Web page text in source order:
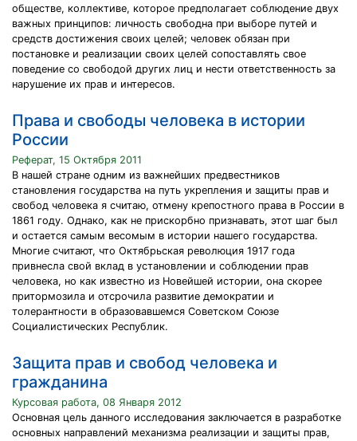
обществе, коллективе, которое предполагает соблюдение двух
важных принципов: личность свободна при выборе путей и
средств достижения своих целей; человек обязан при
постановке и реализации своих целей сопоставлять свое
поведение со свободой других лиц и нести ответственность за
нарушение их прав и интересов.
Права и свободы человека в истории
России
Реферат, 15 Октября 2011
В нашей стране одним из важнейших предвестников
становления государства на путь укрепления и защиты прав и
свобод человека я считаю, отмену крепостного права в России в
1861 году. Однако, как не прискорбно признавать, этот шаг был
и остается самым весомым в истории нашего государства.
Многие считают, что Октябрьская революция 1917 года
привнесла свой вклад в установлении и соблюдении прав
человека, но как известно из Новейшей истории, она скорее
притормозила и отсрочила развитие демократии и
толерантности в образовавшемся Советском Союзе
Социалистических Республик.
Защита прав и свобод человека и
гражданина
Курсовая работа, 08 Января 2012
Основная цель данного исследования заключается в разработке
основных направлений механизма реализации и защиты прав,